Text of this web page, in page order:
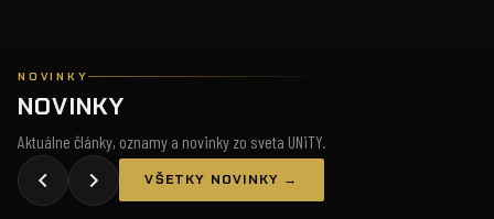
NOVINKY
NOVINKY
Aktuálne články, oznamy a novinky zo sveta UNiTY.
VŠETKY NOVINKY →